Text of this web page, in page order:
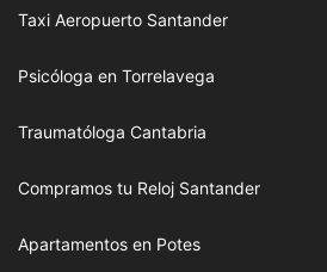
Taxi Aeropuerto Santander
Psicóloga en Torrelavega
Traumatóloga Cantabria
Compramos tu Reloj Santander
Apartamentos en Potes